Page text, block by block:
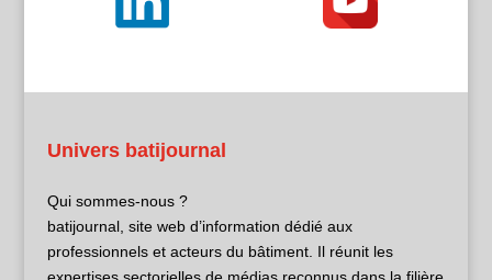
Univers batijournal
Qui sommes-nous ?
batijournal, site web d’information dédié aux
professionnels et acteurs du bâtiment. Il réunit les